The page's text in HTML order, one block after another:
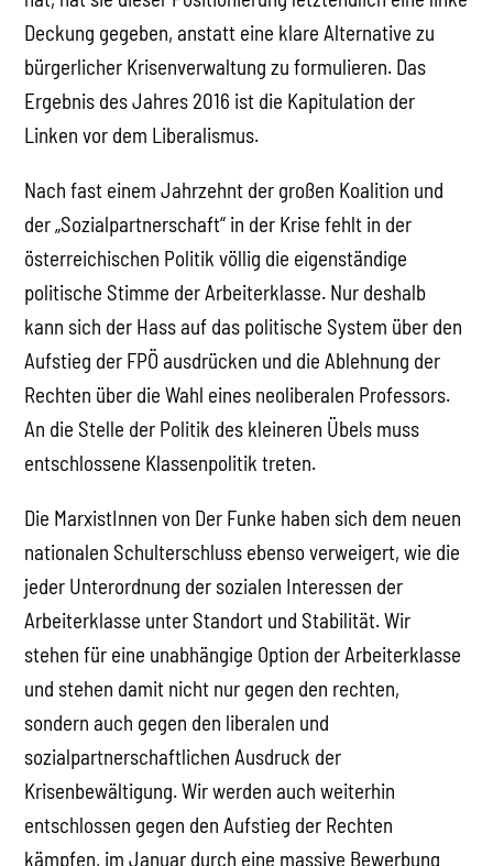
Deckung gegeben, anstatt eine klare Alternative zu
bürgerlicher Krisenverwaltung zu formulieren. Das
Ergebnis des Jahres 2016 ist die Kapitulation der
Linken vor dem Liberalismus.
Nach fast einem Jahrzehnt der großen Koalition und
der „Sozialpartnerschaft“ in der Krise fehlt in der
österreichischen Politik völlig die eigenständige
politische Stimme der Arbeiterklasse. Nur deshalb
kann sich der Hass auf das politische System über den
Aufstieg der FPÖ ausdrücken und die Ablehnung der
Rechten über die Wahl eines neoliberalen Professors.
An die Stelle der Politik des kleineren Übels muss
entschlossene Klassenpolitik treten.
Die MarxistInnen von Der Funke haben sich dem neuen
nationalen Schulterschluss ebenso verweigert, wie die
jeder Unterordnung der sozialen Interessen der
Arbeiterklasse unter Standort und Stabilität. Wir
stehen für eine unabhängige Option der Arbeiterklasse
und stehen damit nicht nur gegen den rechten,
sondern auch gegen den liberalen und
sozialpartnerschaftlichen Ausdruck der
Krisenbewältigung. Wir werden auch weiterhin
entschlossen gegen den Aufstieg der Rechten
kämpfen, im Januar durch eine massive Bewerbung